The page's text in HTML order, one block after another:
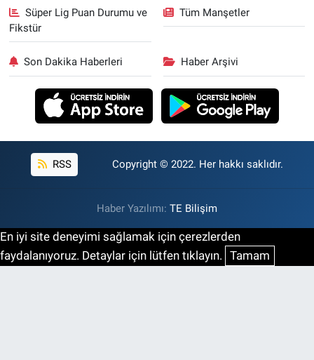
Süper Lig Puan Durumu ve
Fikstür
Tüm Manşetler
Son Dakika Haberleri Haber Arşivi
RSS Copyright © 2022. Her hakkı saklıdır.
Haber Yazılımı: TE Bilişim
En iyi site deneyimi sağlamak için çerezlerden
faydalanıyoruz. Detaylar için lütfen tıklayın. Tamam